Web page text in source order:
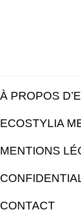
À PROPOS
ECOSTYLIA
MENTIONS
CONTACT